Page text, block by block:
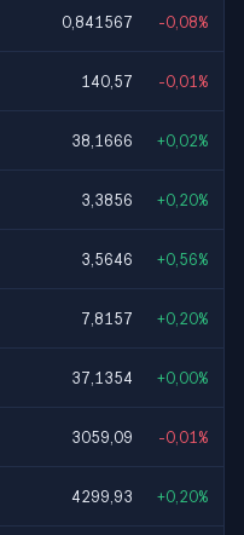
0,841567 -0,08%
140,57 -0,01%
38,1666 +0,02%
3,3856 +0,20%
3,5646 +0,56%
7,8157 +0,20%
37,1354 +0,00%
3059,09 -0,01%
4299,93 +0,20%